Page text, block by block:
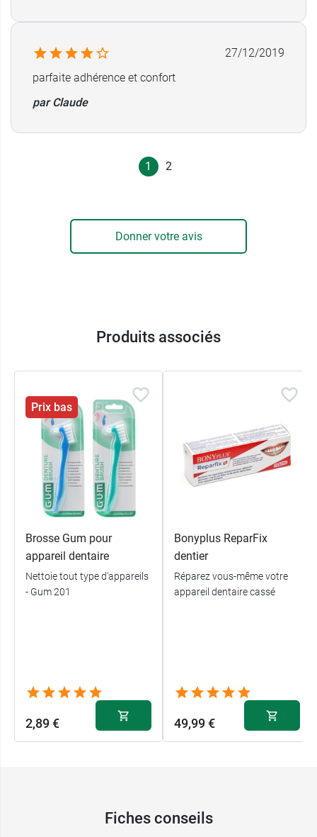
27/12/2019
parfaite adhérence et confort
par Claude
1 2
Donner votre avis
Produits associés
Prix bas
Brosse Gum pour
appareil dentaire
Nettoie tout type d'appareils
- Gum 201
2,89 €
Bonyplus ReparFix
dentier
Réparez vous-même votre
appareil dentaire cassé
49,99 €
Fiches conseils